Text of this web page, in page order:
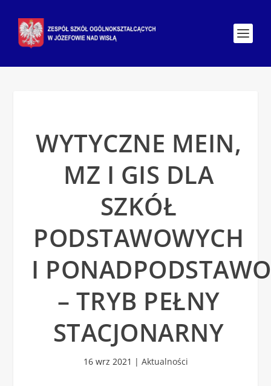
WYTYCZNE MEIN,
MZ I GIS DLA
SZKÓŁ
PODSTAWOWYCH
I
– TRYB PEŁNY
STACJONARNY
16 wrz 2021 | Aktualności